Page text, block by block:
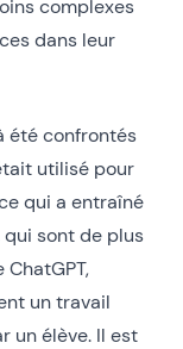
complexes
dans leur
été confrontés
utilisé pour
qui a entraîné
qui sont de plus
un travail
un élève. Il est